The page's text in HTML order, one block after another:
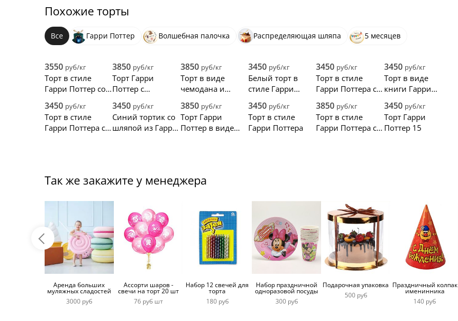
Похожие торты
Все Гарри Поттер Волшебная палочка Распределяющая шляпа 5 месяцев
3550 руб/кг
Торт в стиле
Гарри Поттер со
волшебной
палочкой
3850 руб/кг
Торт Гарри
Поттер с
3850 руб/кг
Торт в виде
чемодана и
Поттера
3450 руб/кг
Белый торт в
стиле Гарри
шарфом и
волшебной
палочкой
3450 руб/кг
Торт в стиле
Гарри Поттера со
палочкой
3450 руб/кг
Торт в виде
книги Гарри
шляпой и очками
3450 руб/кг
Торт в стиле
Гарри Поттера с
3450 руб/кг
Синий тортик со
шляпой из Гарри
3850 руб/кг
Торт Гарри
Поттер в виде
3450 руб/кг
Торт в стиле
Гарри Поттера
3850 руб/кг
Торт в стиле
Гарри Поттера со
3450 руб/кг
Торт Гарри
Поттер 15
Так же закажите у менеджера
Аренда больших
муляжных сладостей
3000 руб
Ассорти шаров -
свечи на торт 20 шт
76 руб шт
Набор 12 свечей для
торта
180 руб
Набор праздничной
одноразовой посуды
300 руб
Подарочная упаковка
500 руб
Праздничный колпак
именинника
140 руб